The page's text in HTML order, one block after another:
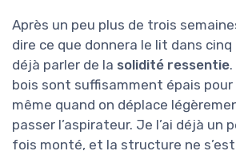
Après un peu plus de trois
dire ce que donnera le lit dans
déjà parler de la solidité ressentie
bois sont suffisamment épais pour
même quand on déplace
passer l’aspirateur. Je l’ai déjà un
fois monté, et la structure ne